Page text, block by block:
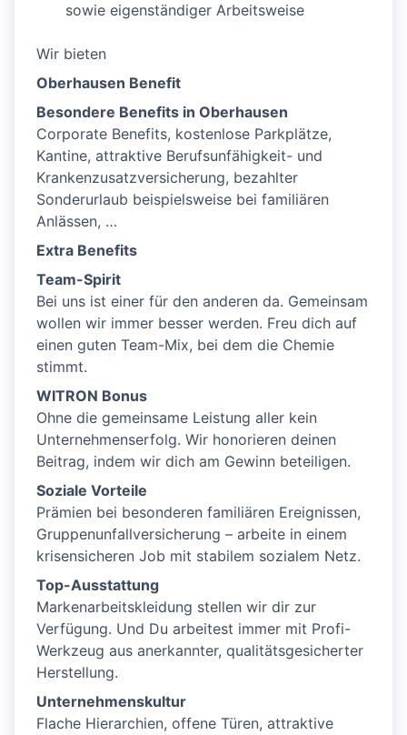
sowie eigenständiger Arbeitsweise
Wir bieten
Oberhausen Benefit
Besondere Benefits in Oberhausen
Corporate Benefits, kostenlose Parkplätze,
Kantine, attraktive Berufsunfähigkeit- und
Krankenzusatzversicherung, bezahlter
Sonderurlaub beispielsweise bei familiären
Anlässen, …
Extra Benefits
Team-Spirit
Bei uns ist einer für den anderen da. Gemeinsam
wollen wir immer besser werden. Freu dich auf
einen guten Team-Mix, bei dem die Chemie
stimmt.
WITRON Bonus
Ohne die gemeinsame Leistung aller kein
Unternehmenserfolg. Wir honorieren deinen
Beitrag, indem wir dich am Gewinn beteiligen.
Soziale Vorteile
Prämien bei besonderen familiären Ereignissen,
Gruppenunfallversicherung – arbeite in einem
krisensicheren Job mit stabilem sozialem Netz.
Top-Ausstattung
Markenarbeitskleidung stellen wir dir zur
Verfügung. Und Du arbeitest immer mit Profi-
Werkzeug aus anerkannter, qualitätsgesicherter
Herstellung.
Unternehmenskultur
Flache Hierarchien, offene Türen, attraktive